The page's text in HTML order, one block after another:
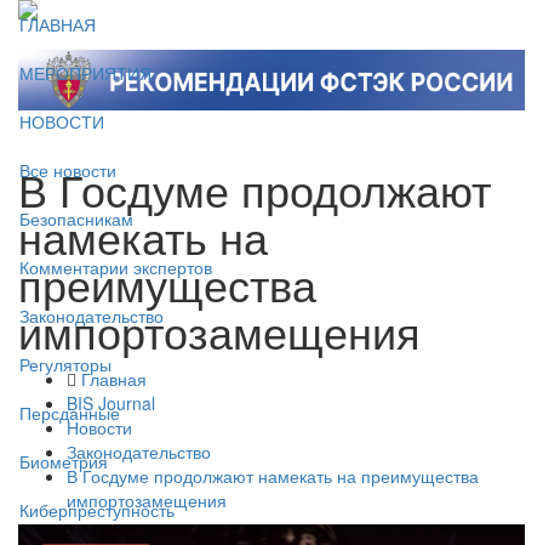
ГЛАВНАЯ
МЕРОПРИЯТИЯ
НОВОСТИ
Все новости
Безопасникам
Комментарии экспертов
Законодательство
Регуляторы
Персданные
Биометрия
Киберпреступность
В Госдуме продолжают
намекать на
преимущества
импортозамещения
Главная
BIS Journal
Новости
Законодательство
В Госдуме продолжают намекать на преимущества
импортозамещения